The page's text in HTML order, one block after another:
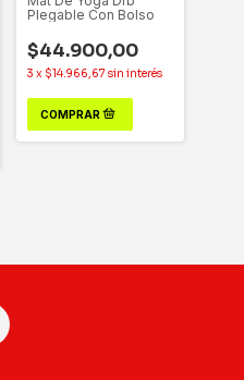
Plegable Con Bolso
$44.900,00
3 x $14.966,67 sin interés